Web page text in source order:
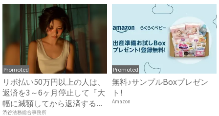
Promoted
リボ払い50万円以上の人は、
返済を3～6ヶ月停止して『大
幅に減額してから返済する...
渋谷法務総合事務所
Promoted
無料♪サンプルBoxプレゼン
ト!
Amazon